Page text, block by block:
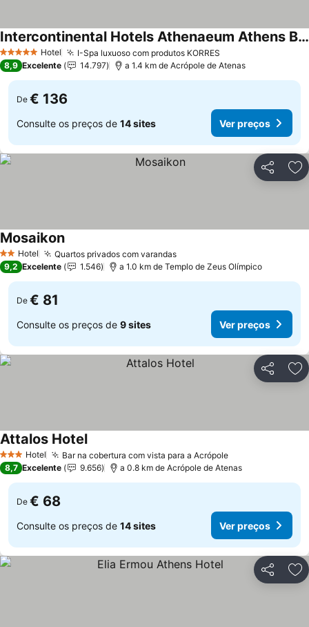
5 Estrelas Hotel I-Spa luxuoso com produtos KORRES
Intercontinental Hotels Athenaeum Athens By Ihg
8,9 Excelente 14.797 a 1.4 km de Acrópole de Atenas
De € 136
Consulte os preços de 14 sites Ver preços
Partilhar
2 Estrelas
Hotel Quartos privados com varandas
Mosaikon
9,2 Excelente 1.546 a 1.0 km de Templo de Zeus Olímpico
De € 81
Consulte os preços de 9 sites Ver preços
Partilhar
3 EstrelasHotel Bar na cobertura com vista para a Acrópole
Attalos Hotel
8,7 Excelente 9.656 a 0.8 km de Acrópole de Atenas
De € 68
Consulte os preços de 14 sites Ver preços
Partilhar